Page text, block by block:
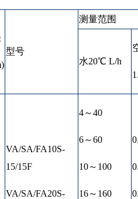
型号
测量范围
水20℃ L/h
VA/SA/FA10S-
15/15F
VA/SA/FA20S-
4～40
6～60
10～100
16～160